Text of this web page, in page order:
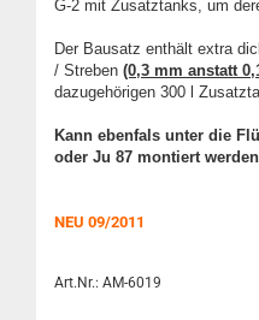
G-2 mit Zusatztanks, um
Der Bausatz enthält extra
/ Streben (0,3 mm anstatt
dazugehörigen 300 l
Kann ebenfals unter die
oder Ju 87 montiert
NEU 09/2011
Art.Nr.: AM-6019